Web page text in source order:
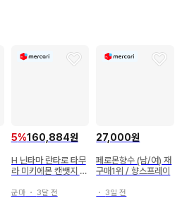
5%160,884원
H 닌타마 란타로 타무
라 미키에몬 캔뱃지 잠
군마・ 3달 전
27,000원
페로몬향수 (남/여) 재
구매1위 / 향스프레이
・ 3일 전